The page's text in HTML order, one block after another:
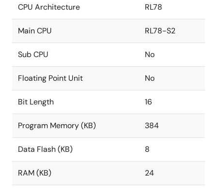
CPU Architecture RL78
Main CPU RL78-S2
Sub CPU No
Floating Point Unit No
Bit Length 16
Program Memory (KB) 384
Data Flash (KB) 8
RAM (KB) 24